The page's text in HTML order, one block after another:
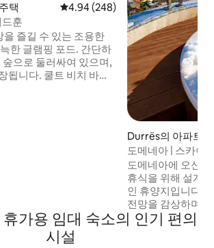
택 평점 4.94점(5점 만점), 후기 248
4.94 (248)
훈
을 즐길 수 있는 조용한
글램핑 포드. 간단하
으로 둘러싸여 있으며,
됩니다. 쿨트 비치 바에
Durrës의 아파트
도메네아 | 스카이
도메네아에 오신
휴식을 위해 설계
인 휴양지입니다.
전망을 감상하며
취하고, 스위트룸
간을 보내거나, 현
가용 임대 숙소의 인기 편의
시설